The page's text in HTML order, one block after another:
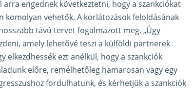
engednek következtetni, hogy a szankciókat
vehetők. A korlátozások feloldásának
távú tervet fogalmazott meg. „Úgy
amely lehetővé teszi a külföldi partnerek
elkezdhessék ezt anélkül, hogy a szankciók
előre, remélhetőleg hamarosan vagy egy
fordulhatunk, és kérhetjük a szankciók